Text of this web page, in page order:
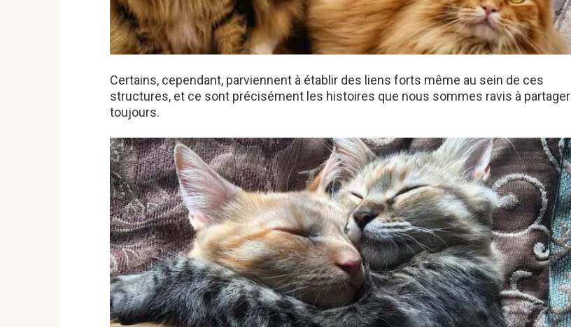
Certains, cependant, parviennent à établir des liens forts même au sein de ces
structures, et ce sont précisément les histoires que nous sommes ravis à partager
toujours.